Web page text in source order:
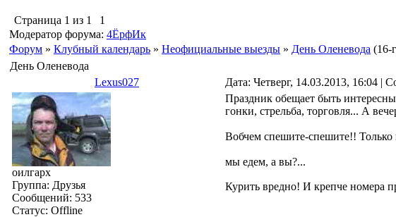
Страница 1 из 1
1
Модератор форума: 4ЁрфИк
Форум » Клубный календарь » Неофициальные выезды » День Оленевода (16-
День Оленевода
Lexus027
Дата: Четверг, 14.03.2013, 16:04 |
оилгарх
Группа: Друзья
Сообщений: 533
Статус: Offline
Праздник обещает быть
гонки, стрельба, торговля... А
Вобчем спешите-спешите!!
мы едем, а вы?...
Курить вредно! И крепче номера